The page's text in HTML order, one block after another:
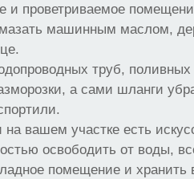
и проветриваемое
машинным маслом,
труб,
а сами шланги
на вашем участке есть
освободить от воды,
помещение и хранить